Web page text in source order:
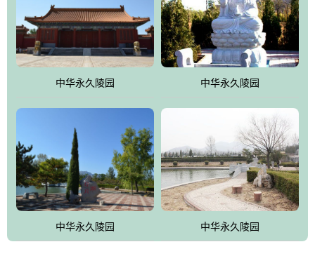
中华永久陵园 中华永久陵园
中华永久陵园 中华永久陵园